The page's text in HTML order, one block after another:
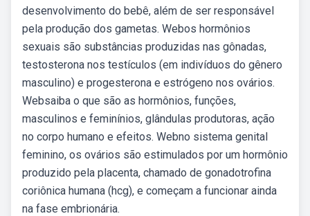
desenvolvimento do bebê, além de ser responsável
pela produção dos gametas. Webos hormônios
sexuais são substâncias produzidas nas gônadas,
testosterona nos testículos (em indivíduos do gênero
masculino) e progesterona e estrógeno nos ovários.
Websaiba o que são as hormônios, funções,
masculinos e feminínios, glândulas produtoras, ação
no corpo humano e efeitos. Webno sistema genital
feminino, os ovários são estimulados por um hormônio
produzido pela placenta, chamado de gonadotrofina
coriônica humana (hcg), e começam a funcionar ainda
na fase embrionária.